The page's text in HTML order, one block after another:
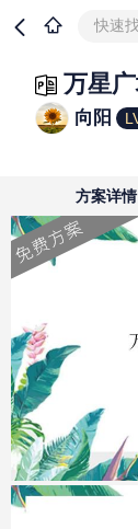
快速
万星
向阳
方案详情